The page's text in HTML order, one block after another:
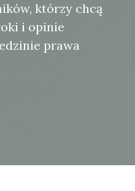
którzy chcą
i opinie
prawa